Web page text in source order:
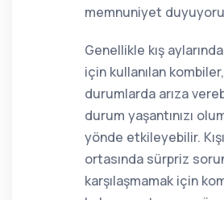
memnuniyet
Genellikle kış aylarında
için kullanılan kombiler,
durumlarda arıza
durum yaşantınızı
yönde etkileyebilir.
ortasında sürpriz
karşılaşmamak için